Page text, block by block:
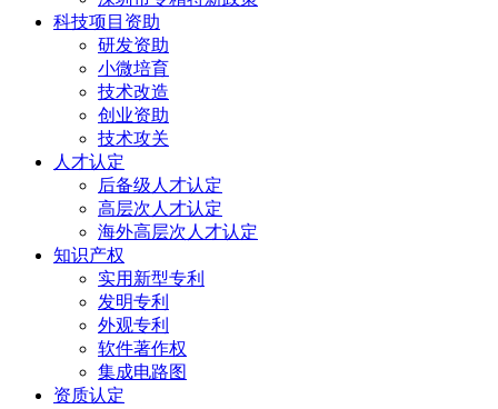
科技项目资助
研发资助
小微培育
技术改造
创业资助
技术攻关
人才认定
后备级人才认定
高层次人才认定
海外高层次人才认定
知识产权
实用新型专利
发明专利
外观专利
软件著作权
集成电路图
资质认定